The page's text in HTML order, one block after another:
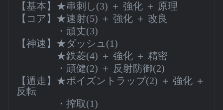
【基本】★串刺し(3) ＋ 強化 ＋ 原理
【コア】★速射(5) ＋ 強化 ＋ 改良
・頑丈(3)
【神速】★ダッシュ(1)
★鉄菱(4) ＋ 強化 ＋ 精密
・頑健(2) ＋ 反射防御(2)
【遁走】★ポイズントラップ(2) ＋ 強化 ＋
反転
・搾取(1)